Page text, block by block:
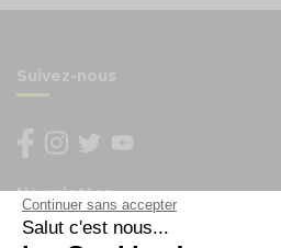
Continuer sans accepter
Salut c'est nous...
Suivez-nous
Newsletter